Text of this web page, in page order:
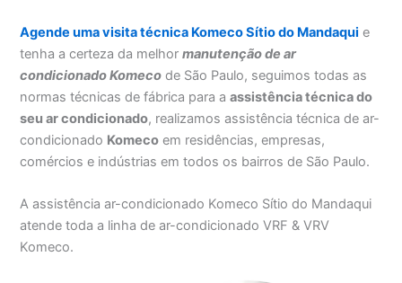
Agende uma visita técnica Komeco Sítio do Mandaqui e
tenha a certeza da melhormanutençãode ar
condicionado Komeco de São Paulo, seguimos todas as
normas técnicas de fábrica para aassistência técnica do
seu ar condicionado, realizamos assistência técnica de ar-
condicionado Komeco em residências, empresas,
comércios e indústrias em todos os bairros de São Paulo.
A assistência ar-condicionado Komeco Sítio do Mandaqui
atende toda a linha de ar-condicionado VRF & VRV
Komeco.